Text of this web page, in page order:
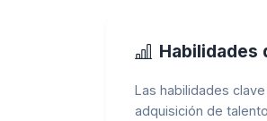
Habilidades
Las habilidades
adquisición de